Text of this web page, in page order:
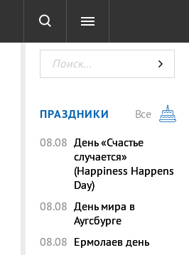
ТЕСТЫ
ПРАЗДНИКИ
Все
08.08 День «Счастье
случается»
(Happiness Happens
Day)
08.08 День мира в
Аугсбурге
08.08 Ермолаев день